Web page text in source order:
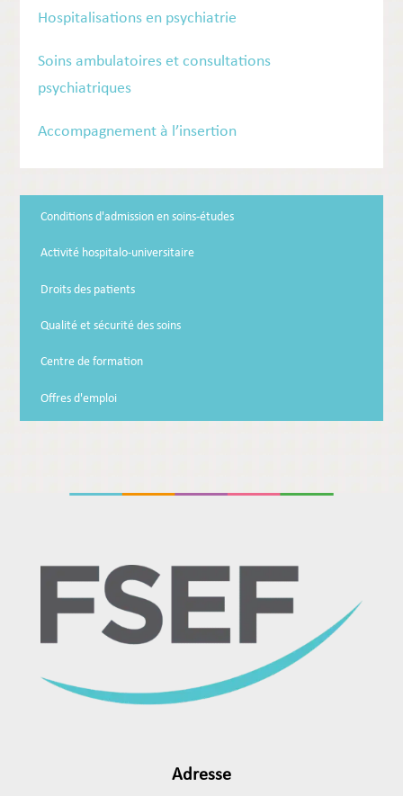
Hospitalisations en psychiatrie
Soins ambulatoires et consultations
psychiatriques
Accompagnement à l’insertion
Conditions d'admission en soins-études
Activité hospitalo-universitaire
Droits des patients
Qualité et sécurité des soins
Centre de formation
Offres d'emploi
Adresse